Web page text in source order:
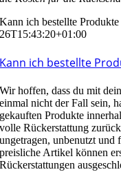
Kann ich bestellte
26T15:43:20+01:00
Kann ich bestellte
Wir hoffen, dass du mit
einmal nicht der Fall sein,
gekauften Produkte
volle Rückerstattung
ungetragen, unbenutzt
preisliche Artikel können
Rückerstattungen